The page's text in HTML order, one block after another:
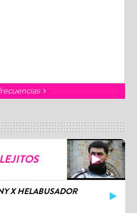
X HELABUSADOR